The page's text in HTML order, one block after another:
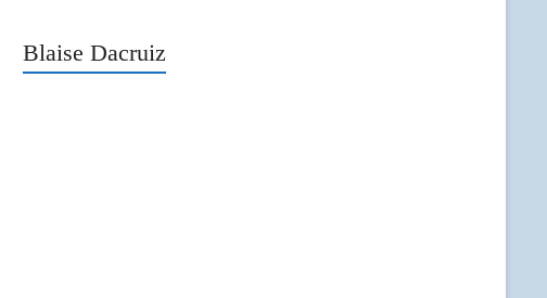
Blaise Dacruiz